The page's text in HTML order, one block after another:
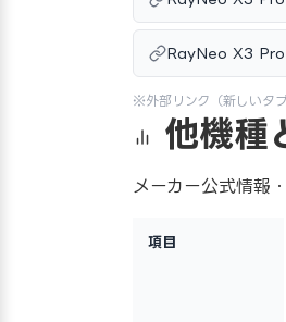
RayNeo X3 Pro
※外部リンク（新しいタ
他機種
メーカー公式情報
項目